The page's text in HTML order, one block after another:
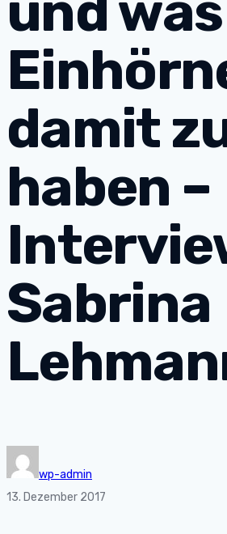
damit
haben –
Sabrina
wp-admin
13. Dezember 2017